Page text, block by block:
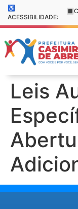
♿
ACESSIBILIDADE:
🔳
Leis